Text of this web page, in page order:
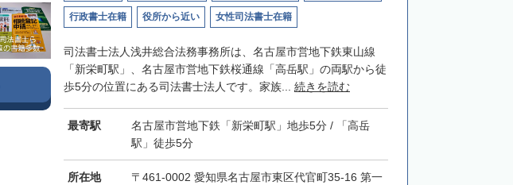
行政書士在籍 役所から近い 女性司法書士在籍
司法書士法人浅井総合法務事務所は、名古屋市営地下鉄東山線
「新栄町駅」、名古屋市営地下鉄桜通線「高岳駅」の両駅から徒
歩5分の位置にある司法書士法人です。家族... 続きを読む
最寄駅
名古屋市営地下鉄「新栄町駅」地歩5分 / 「高岳
駅」徒歩5分
所在地
〒461-0002 愛知県名古屋市東区代官町35-16 第一